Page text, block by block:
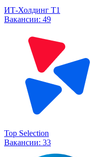
ИТ-Холдинг Т1
Вакансии: 49
Top Selection
Вакансии: 33